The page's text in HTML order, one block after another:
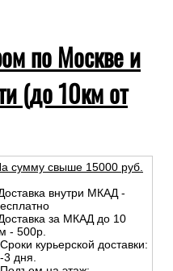
по Москве и
(до 10км от
сумму свыше 15000 руб.
внутри МКАД -
за МКАД до 10
- 500р.
Сроки курьерской доставки:
3 дня.